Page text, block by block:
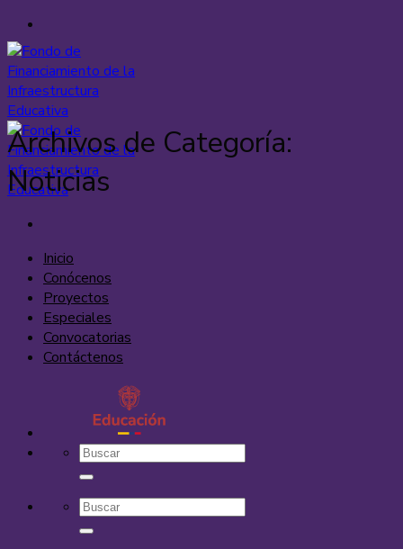
Saltar
al
contenido
Inicio
Conócenos
Proyectos
Especiales
Convocatorias
Contáctenos
Archivos de Categoría:
Noticias